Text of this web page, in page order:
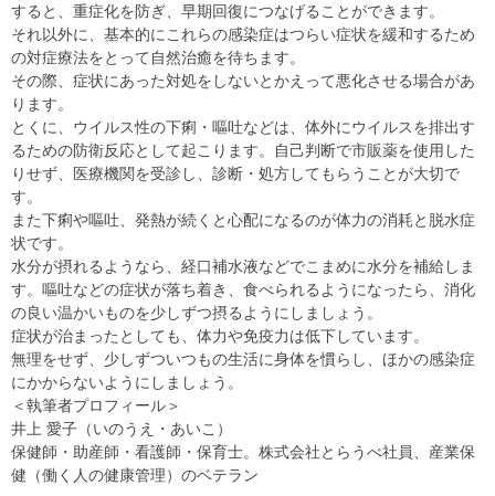
すると、重症化を防ぎ、早期回復につなげることができます。
それ以外に、基本的にこれらの感染症はつらい症状を緩和するため
の対症療法をとって自然治癒を待ちます。
その際、症状にあった対処をしないとかえって悪化させる場合があ
ります。
とくに、ウイルス性の下痢・嘔吐などは、体外にウイルスを排出す
るための防衛反応として起こります。自己判断で市販薬を使用した
りせず、医療機関を受診し、診断・処方してもらうことが大切で
す。
また下痢や嘔吐、発熱が続くと心配になるのが体力の消耗と脱水症
状です。
水分が摂れるようなら、経口補水液などでこまめに水分を補給しま
す。嘔吐などの症状が落ち着き、食べられるようになったら、消化
の良い温かいものを少しずつ摂るようにしましょう。
症状が治まったとしても、体力や免疫力は低下しています。
無理をせず、少しずついつもの生活に身体を慣らし、ほかの感染症
にかからないようにしましょう。
＜執筆者プロフィール＞
井上 愛子（いのうえ・あいこ）
保健師・助産師・看護師・保育士。株式会社とらうべ社員、産業保
健（働く人の健康管理）のベテラン